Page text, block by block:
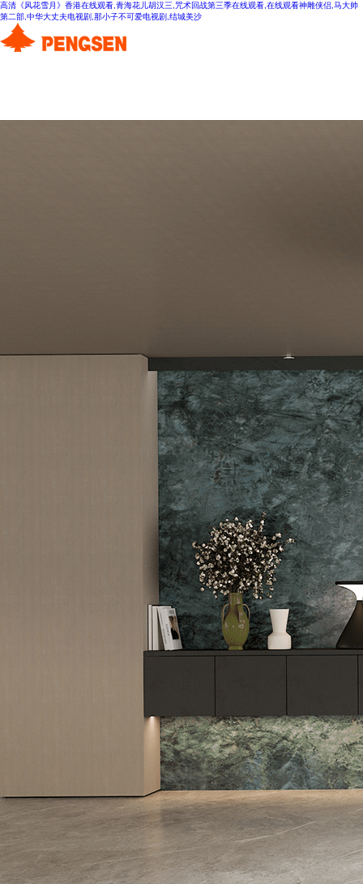
高清《风花雪月》香港在线观看,青海花儿胡汉三,咒术回战第三季在线观看,在线观看神雕侠侣,马大帅
第二部,中华大丈夫电视剧,那小子不可爱电视剧,结城美沙